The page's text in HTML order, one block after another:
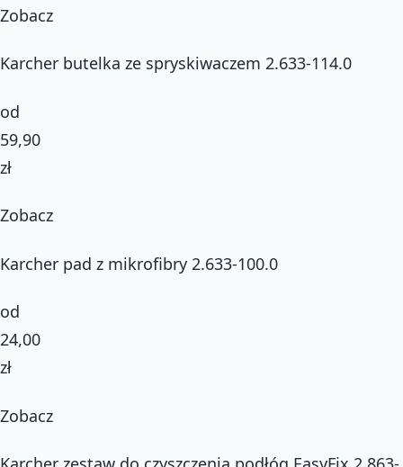
Zobacz
Karcher butelka ze spryskiwaczem 2.633-114.0
od
59,90
zł
Zobacz
Karcher pad z mikrofibry 2.633-100.0
od
24,00
zł
Zobacz